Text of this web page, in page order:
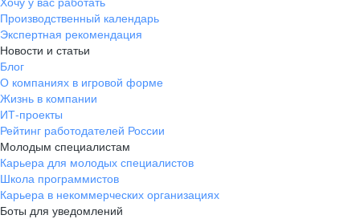
Производственный календарь
Экспертная рекомендация
Новости и статьи
Блог
О компаниях в игровой форме
Жизнь в компании
ИТ-проекты
Рейтинг работодателей России
Молодым специалистам
Карьера для молодых специалистов
Школа программистов
Карьера в некоммерческих организациях
Боты для уведомлений